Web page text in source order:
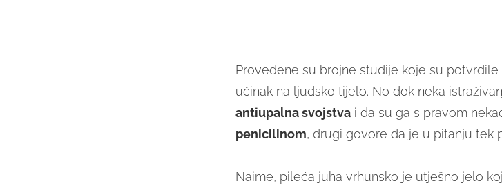
Provedene su brojne studije koje su
učinak na ljudsko tijelo. No dok neka
antiupalna svojstvai da su ga s pravom
penicilinom, drugi govore da je u pitanju tek
Naime, pileća juha vrhunsko je utješno jelo